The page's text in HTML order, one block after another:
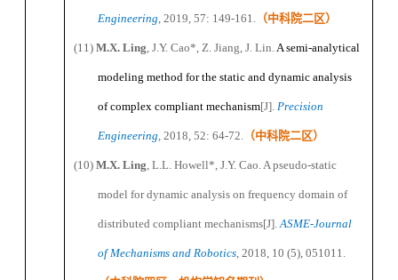
Engineering , 2019, 57: 149-161. （中科院二区）
(11) M.X.Ling , J.Y. Cao* , Z. Jiang, J. Lin. A semi-analytical
modeling method for the static and dynamic analysis
of complex compliant mechanism[J] Precision
Engineering , 2018 , 52: 64-72. （中科院二区）
(10) M.X.Ling , L .L. Howell* , J.Y. Cao. A pseudo-static
model for dynamic analysis on frequency domain of
distributed compliant mechanisms[J] .ASME-Journal
of Mechanisms and Robotics , 2018, 10 (5), 051011.